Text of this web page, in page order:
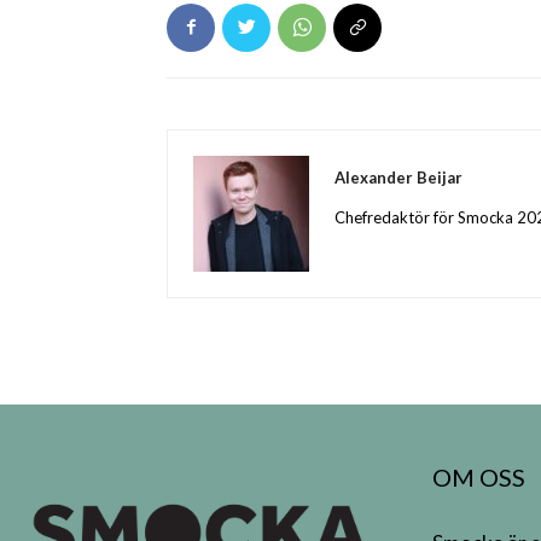
Alexander Beijar
Chefredaktör för Smocka
OM OSS